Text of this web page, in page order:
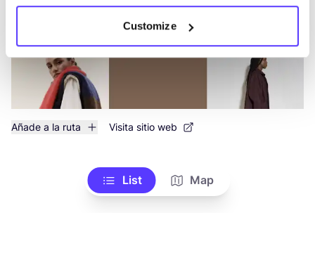
Customize
Añade a la ruta Visita sitio web
List Map